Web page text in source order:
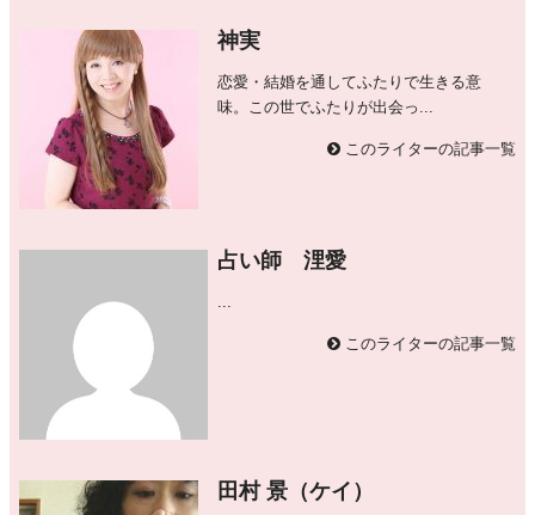
神実
恋愛・結婚を通してふたりで生きる意
味。この世でふたりが出会っ...
このライターの記事一覧
占い師 浬愛
...
このライターの記事一覧
田村 景（ケイ）